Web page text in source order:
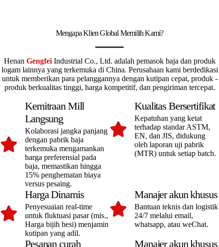
Mengapa Klien Global Memilih Kami?
Henan GengfeiIndustrial Co., Ltd. adalah pemasok baja dan produk
logam lainnya yang terkemuka di China. Perusahaan kami berdedikasi
untuk memberikan para pelanggannya dengan kutipan cepat, produk -
produk berkualitas tinggi, harga kompetitif, dan pengiriman tercepat.
Kemitraan Mill
Langsung
Kolaborasi jangka panjang
dengan pabrik baja
terkemuka mengamankan
harga preferensial pada
baja, memastikan hingga
15% penghematan biaya
versus pesaing.
Kualitas Bersertifikat
Kepatuhan yang ketat
terhadap standar ASTM,
EN, dan JIS, didukung
oleh laporan uji pabrik
(MTR) untuk setiap batch.
Harga Dinamis
Penyesuaian real-time
untuk fluktuasi pasar (mis.,
Harga bijih besi) menjamin
kutipan yang adil.
Manajer akun khusus
Bantuan teknis dan logistik
24/7 melalui email,
whatsapp, atau weChat.
Pesanan curah Manajer akun khusus